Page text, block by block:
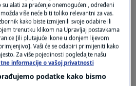
prije 3 tjedana
jer - najpoznatiji
- L, Modrić - to uvelike
u
alati za praćenje onemogućeni, određeni
više neće biti toliko relevantni za vas.
kako biste izmijenili svoje odabire ili
trenutku klikom na Upravljaj postavkama
[ili plutajuće ikone u donjem lijevom
Vaši će se odabiri primijeniti kako
Za više pojedinosti pogledajte našu
informacije o vašoj privatnosti
podatke kako bismo